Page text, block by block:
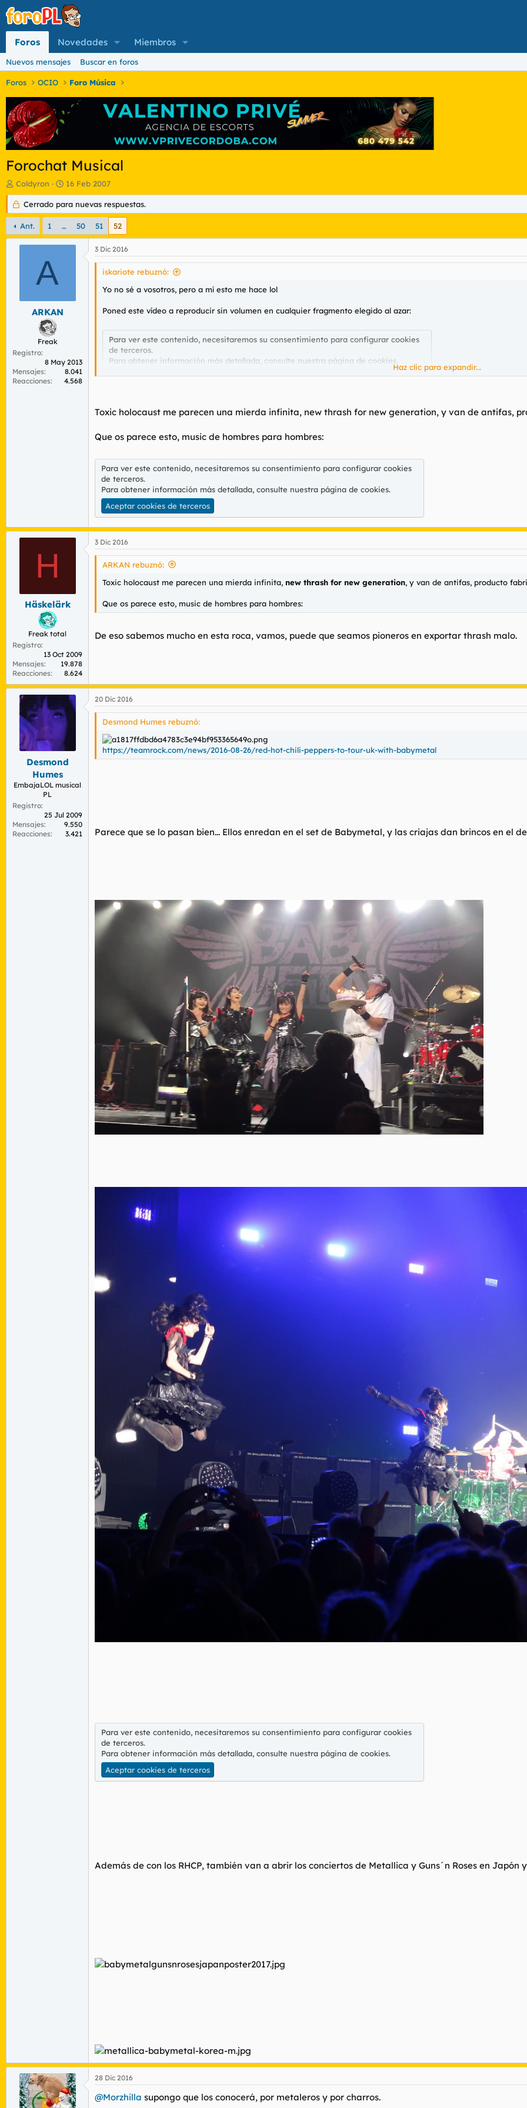
Foros Novedades Miembros
Nuevos mensajes Buscar en foros
Foros OCIO Foro Música
Forochat Musical
I
n
i
c
i
a
d
Coldyron
F
e
c
h
d
e
i
16 Feb 2007
Cerrado para nuevas respuestas.
Ant. 1 … 50 51 52
A
ARKAN
Freak
Registro
8 May 2013
Mensajes
8.041
Reacciones
4.568
3 Dic 2016
iskariote rebuznó:
Yo no sé a vosotros, pero a mí esto me hace lol
Poned este vídeo a reproducir sin volumen en cualquier fragmento elegido al azar:
Para ver este contenido, necesitaremos su consentimiento para configurar cookies
de terceros.
Para obtener información más detallada, consulte nuestra página de cookies
Aceptar cookies de terceros
Escuchad este otro de fondo:
de terceros.
Para obtener información más detallada, consulte nuestrapágina de cookies.
Aceptar cookies de terceros
Haz clic para expandir...
Toxic holocaust me parecen una mierda infinita, new thrash for new generation, y van de antifas,
Que os parece esto, music de hombres para hombres:
Para ver este contenido, necesitaremos su consentimiento para configurar cookies
de terceros.
Para obtener información más detallada, consulte nuestra página de cookies.
Aceptar cookies de terceros
H
Häskelärk
Freak total
Registro
13 Oct 2009
Mensajes
19.878
Reacciones
8.624
3 Dic 2016
ARKAN rebuznó:
Toxic holocaust me parecen una mierda infinita, new thrash for new generation, y van de antifas, producto
Que os parece esto, music de hombres para hombres:
De eso sabemos mucho en esta roca, vamos, puede que seamos pioneros en exportar thrash malo.
Desmond
Humes
EmbajaLOL musical
PL
Registro
25 Jul 2009
Mensajes
9.550
Reacciones
3.421
20 Dic 2016
Desmond Humes rebuznó:
https://teamrock.com/news/2016-08-26/red-hot-chili-peppers-to-tour-uk-with-babymetal
Parece que se lo pasan bien... Ellos enredan en el set de Babymetal, y las criajas dan brincos en el
Para ver este contenido, necesitaremos su consentimiento para configurar cookies
de terceros.
Para obtener información más detallada, consulte nuestra página de cookies.
Aceptar cookies de terceros
Además de con los RHCP, también van a abrir los conciertos de Metallica y Guns´n Roses en Japón
28 Dic 2016
@Morzhilla supongo que los conocerá, por metaleros y por charros.